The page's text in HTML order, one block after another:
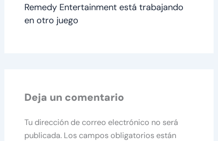
Remedy Entertainment está trabajando
en otro juego
Deja un comentario
Tu dirección de correo electrónico no será
publicada. Los campos obligatorios están